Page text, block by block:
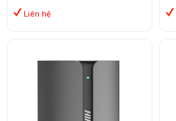
Liên hệ